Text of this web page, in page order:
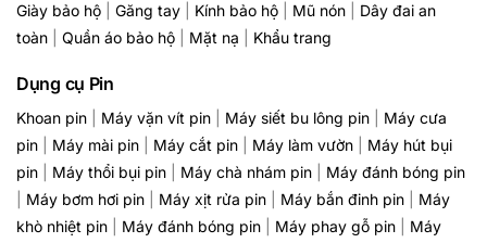
Giày bảo hộ Găng tay Kính bảo hộ Mũ nón
Dây đai an
toàn
Quần áo bảo hộ Mặt nạ Khẩu trang
Dụng cụ Pin
Khoan pin Máy vặn vít pin Máy siết bu lông pin
Máy cưa
pin
Máy mài pin Máy cắt pin Máy làm vườn
Máy hút bụi
pin
Máy thổi bụi pin Máy chà nhám pin
Máy đánh bóng pin
Máy bơm hơi pin Máy xịt rửa pin Máy bắn đinh pin
Máy
khò nhiệt pin
Máy đánh bóng pin Máy phay gỗ pin
Máy